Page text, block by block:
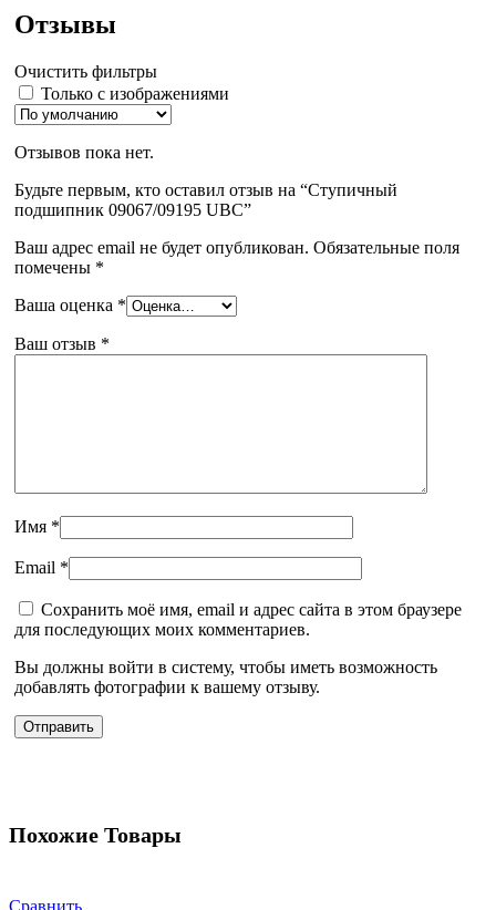
Отзывы
Очистить фильтры
Только с изображениями
Отзывов пока нет.
Будьте первым, кто оставил отзыв на “Ступичный
подшипник 09067/09195 UBC”
Ваш адрес email не будет опубликован. Обязательные поля
помечены *
Ваша оценка *
Ваш отзыв *
Имя *
Email *
Сохранить моё имя, email и адрес сайта в этом браузере
для последующих моих комментариев.
Вы должны войти в систему, чтобы иметь возможность
добавлять фотографии к вашему отзыву.
Похожие Товары